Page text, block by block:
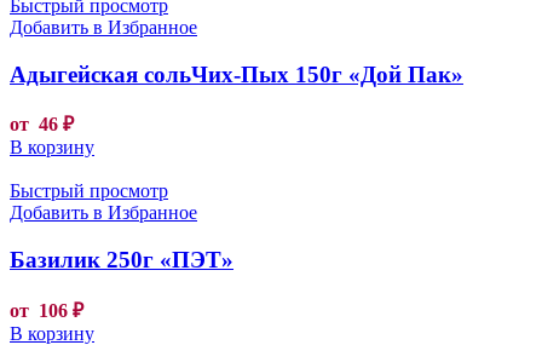
Быстрый просмотр
Добавить в Избранное
Адыгейская сольЧих-Пых 150г «Дой Пак»
от 46 ₽
В корзину
Быстрый просмотр
Добавить в Избранное
Базилик 250г «ПЭТ»
от 106 ₽
В корзину